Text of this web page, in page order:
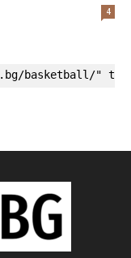
4
basketball/"